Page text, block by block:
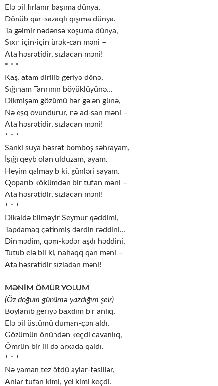
Elə bil fırlanır başıma dünya,
Dönüb qar-sazaqlı qışıma dünya.
Ta gəlmir nədənsə xoşuma dünya,
Sıxır için-için ürək-can məni –
Ata həsrətidir, sızladan məni!
* * *
Kaş, atam dirilib geriyə dönə,
Sığınam Tanrının böyüklüyünə…
Dikmişəm gözümü hər gələn günə,
Nə eşq ovundurur, nə ad-san məni –
Ata həsrətidir, sızladan məni!
* * *
Sanki suya həsrət bomboş səhrayam,
İşığı qeyb olan ulduzam, ayam.
Heyim qalmayıb ki, günləri sayam,
Qoparıb kökümdən bir tufan məni –
Ata həsrətidir, sızladan məni!
* * *
Dikəldə bilməyir Seymur qəddimi,
Tapdamaq çətinmiş dərdin rəddini…
Dinmədim, qəm-kədər aşdı həddini,
Tutub elə bil ki, nahaqq qan məni –
Ata həsrətidir sızladan məni!
MƏNİM ÖMÜR YOLUM
(Öz doğum günümə yazdığım şeir)
Boylanıb geriyə baxdım bir anlıq,
Elə bil üstümü duman-çən aldı.
Gözümün önündən keçdi cavanlıq,
Ömrün bir ili də arxada qaldı.
* * *
Nə yaman tez ötdü aylar-fəsillər,
Anlar tufan kimi, yel kimi keçdi.